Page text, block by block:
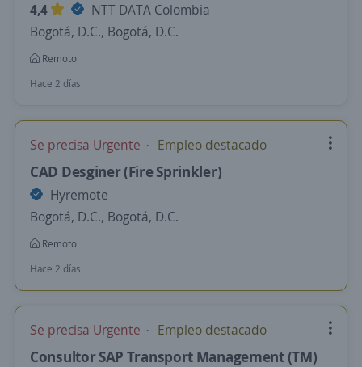
4,4
NTT DATA Colombia
Bogotá, D.C., Bogotá, D.C.
Remoto
Hace 2 días
Se precisa Urgente Empleo destacado
CAD Desginer (Fire Sprinkler)
Hyremote
Bogotá, D.C., Bogotá, D.C.
Remoto
Hace 2 días
Se precisa Urgente Empleo destacado
Consultor SAP Transport Management (TM)